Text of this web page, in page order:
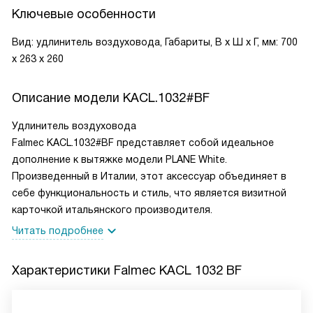
Ключевые особенности
Вид: удлинитель воздуховода, Габариты, В х Ш х Г, мм: 700
х 263 х 260
Описание модели KACL.1032#BF
Удлинитель воздуховода
Falmec KACL.1032#BF представляет собой идеальное
дополнение к вытяжке модели PLANE White.
Произведенный в Италии, этот аксессуар объединяет в
себе функциональность и стиль, что является визитной
карточкой итальянского производителя.
Читать подробнее
Характеристики Falmec KACL 1032 BF